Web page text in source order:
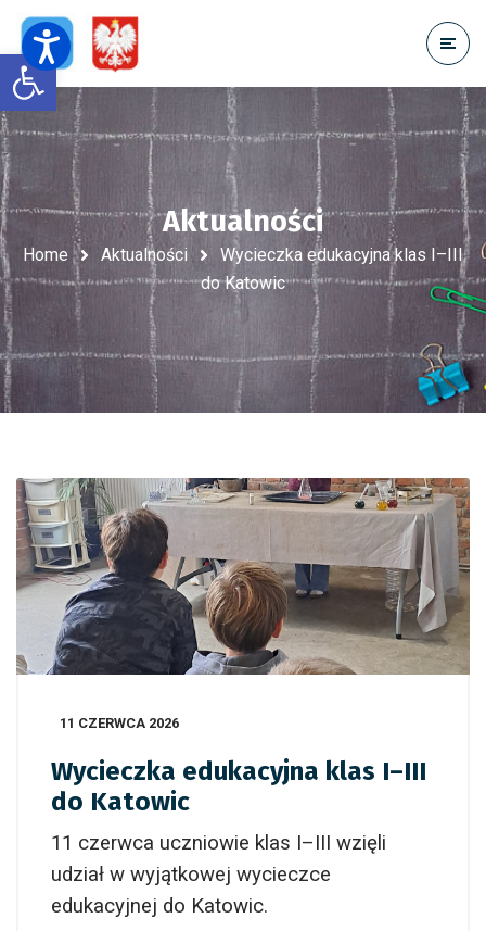
Open toolbar
Aktualności
Home Aktualności
Wycieczka edukacyjna klas I–III
do Katowic
11 CZERWCA 2026
Wycieczka edukacyjna klas I–III
do Katowic
11 czerwca uczniowie klas I–III wzięli
udział w wyjątkowej wycieczce
edukacyjnej do Katowic.